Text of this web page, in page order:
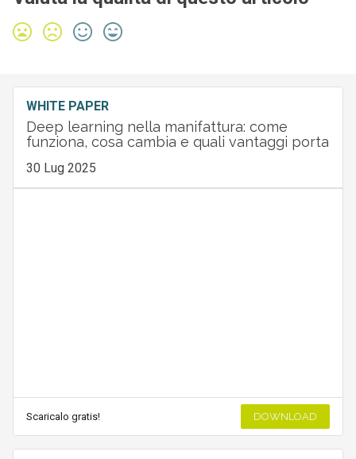
WHITE PAPER
Deep learning nella manifattura: come
funziona, cosa cambia e quali vantaggi porta
30 Lug 2025
Scaricalo gratis! DOWNLOAD